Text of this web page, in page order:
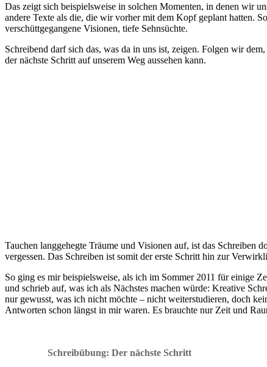
Das zeigt sich beispielsweise in solchen Momenten, in denen wir
andere Texte als die, die wir vorher mit dem Kopf geplant hatten.
verschüttgegangene Visionen, tiefe Sehnsüchte.
Schreibend darf sich das, was da in uns ist, zeigen. Folgen wir
der nächste Schritt auf unserem Weg aussehen kann.
Tauchen langgehegte Träume und Visionen auf, ist das Schreiben
vergessen. Das Schreiben ist somit der erste Schritt hin zur
So ging es mir beispielsweise, als ich im Sommer 2011 für einige
und schrieb auf, was ich als Nächstes machen würde: Kreative
nur gewusst, was ich nicht möchte – nicht weiterstudieren, doch
Antworten schon längst in mir waren. Es brauchte nur Zeit und
Schreibübung: Der nächste Schritt